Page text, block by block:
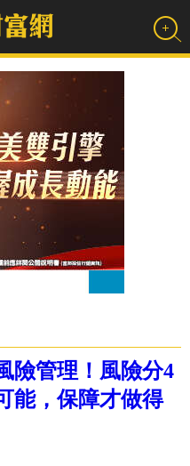
險管理！風險分4
能，保障才做得